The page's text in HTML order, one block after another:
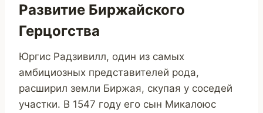
Развитие Биржайского
Герцогства
Юргис Радзивилл, один из самых
амбициозных представителей рода,
расширил земли Биржая, скупая у соседей
участки. В 1547 году его сын Микалоюс